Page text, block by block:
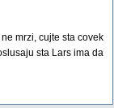
mrzi, cujte sta covek
sta Lars ima da